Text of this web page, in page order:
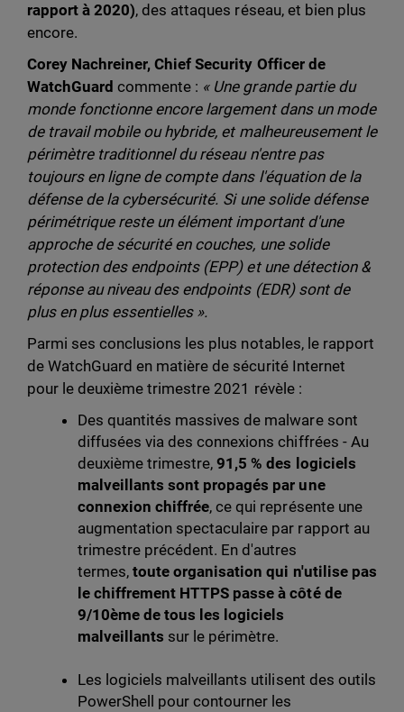
rapport à 2020), des attaques réseau, et bien plus
encore.
Corey Nachreiner, Chief Security Officer de
WatchGuard commente : « Une grande partie du
monde fonctionne encore largement dans un mode
de travail mobile ou hybride, et malheureusement le
périmètre traditionnel du réseau n'entre pas
toujours en ligne de compte dans l'équation de la
défense de la cybersécurité. Si une solide défense
périmétrique reste un élément important d'une
approche de sécurité en couches, une solide
protection des endpoints (EPP) et une détection &
réponse au niveau des endpoints (EDR) sont de
plus en plus essentielles ».
Parmi ses conclusions les plus notables, le rapport
de WatchGuard en matière de sécurité Internet
pour le deuxième trimestre 2021 révèle :
Des quantités massives de malware sont
diffusées via des connexions chiffrées - Au
deuxième trimestre,91,5 % des logiciels
malveillants sont propagés par une
connexion chiffrée, ce qui représente une
augmentation spectaculaire par rapport au
trimestre précédent. En d'autres
termes,toute organisation qui n'utilise pas
le chiffrement HTTPS passe à côté de
9/10ème de tous les logiciels
malveillants sur le périmètre.
Les logiciels malveillants utilisent des outils
PowerShell pour contourner les